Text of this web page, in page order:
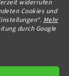
widerrufen
Cookies und
Mehr
durch Google